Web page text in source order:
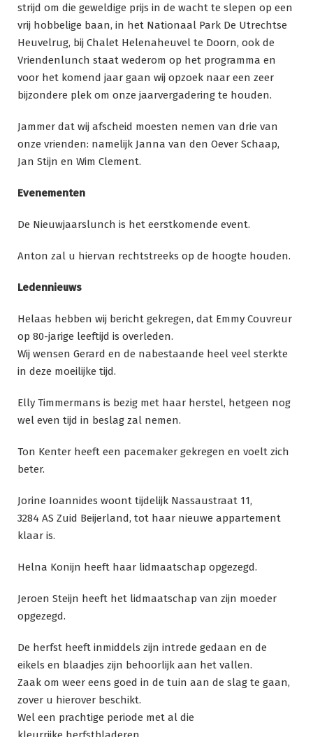
strijd om die geweldige prijs in de wacht te slepen op een
vrij hobbelige baan, in het Nationaal Park De Utrechtse
Heuvelrug, bij Chalet Helenaheuvel te Doorn, ook de
Vriendenlunch staat wederom op het programma en
voor het komend jaar gaan wij opzoek naar een zeer
bijzondere plek om onze jaarvergadering te houden.
Jammer dat wij afscheid moesten nemen van drie van
onze vrienden: namelijk Janna van den Oever Schaap,
Jan Stijn en Wim Clement.
Evenementen
De Nieuwjaarslunch is het eerstkomende event.
Anton zal u hiervan rechtstreeks op de hoogte houden.
Ledennieuws
Helaas hebben wij bericht gekregen, dat Emmy Couvreur
op 80-jarige leeftijd is overleden.
Wij wensen Gerard en de nabestaande heel veel sterkte
in deze moeilijke tijd.
Elly Timmermans is bezig met haar herstel, hetgeen nog
wel even tijd in beslag zal nemen.
Ton Kenter heeft een pacemaker gekregen en voelt zich
beter.
Jorine Ioannides woont tijdelijk Nassaustraat 11,
3284 AS Zuid Beijerland, tot haar nieuwe appartement
klaar is.
Helna Konijn heeft haar lidmaatschap opgezegd.
Jeroen Steijn heeft het lidmaatschap van zijn moeder
opgezegd.
De herfst heeft inmiddels zijn intrede gedaan en de
eikels en blaadjes zijn behoorlijk aan het vallen.
Zaak om weer eens goed in de tuin aan de slag te gaan,
zover u hierover beschikt.
Wel een prachtige periode met al die